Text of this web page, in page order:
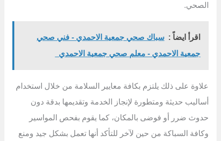
الصحي.
اقرأ ايضاً : سباك صحي جمعية الاحمدي - فني صحي
جمعية الاحمدي - معلم صحي جمعية الاحمدي
علاوة على ذلك يلتزم بكافة معايير السلامة من خلال استخدام
أساليب حديثة ومتطورة لإنجاز الخدمة وتقديمها بدقة دون
حدوث ضرر أو فوضى بالمكان، كما يقوم بفحص المواسير
وكافة السباكة من حين لآخر للتأكد أنها تعمل بشكل جيد ومنع